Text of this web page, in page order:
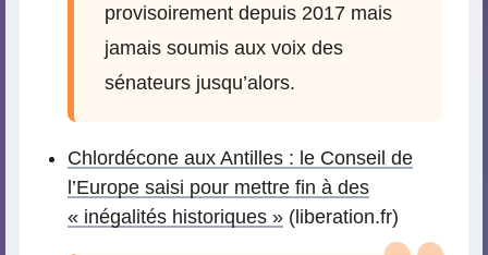
provisoirement depuis 2017 mais
jamais soumis aux voix des
sénateurs jusqu’alors.
Chlordécone aux Antilles : le Conseil de
l’Europe saisi pour mettre fin à des
« inégalités historiques » (liberation.fr)